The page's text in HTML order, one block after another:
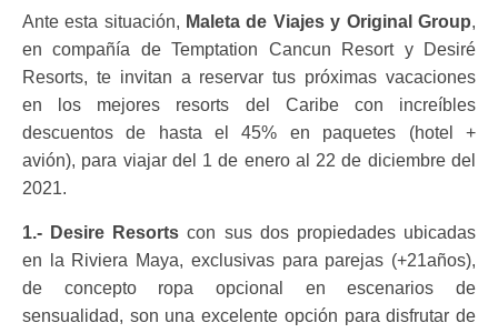
Ante esta situación, Maleta de Viajes y Original Group,
en compañía de Temptation Cancun Resort y Desiré
Resorts, te invitan a reservar tus próximas vacaciones
en los mejores resorts del Caribe con increíbles
descuentos de hasta el 45% en paquetes (hotel +
avión), para viajar del 1 de enero al 22 de diciembre del
2021.
1.- Desire Resorts con sus dos propiedades ubicadas
en la Riviera Maya, exclusivas para parejas (+21años),
de concepto ropa opcional en escenarios de
sensualidad, son una excelente opción para disfrutar de